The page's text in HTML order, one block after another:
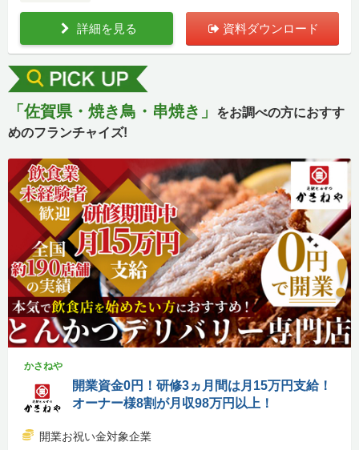
詳細を見る 資料ダウンロード
「佐賀県・焼き鳥・串焼き」
をお調べの方におすす
めのフランチャイズ!
かさねや
開業資金0円！研修3ヵ月間は月15万円支給！
オーナー様8割が月収98万円以上！
開業お祝い金対象企業